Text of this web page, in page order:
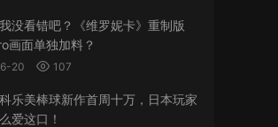
没看错吧？《维罗妮卡》重制版
画面单独加料？
20 107
乐美棒球新作首周十万，日本玩家
爱这口！